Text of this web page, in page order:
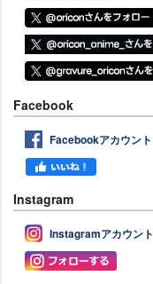
Facebook
Facebookアカウント
Instagram
Instagramアカウント